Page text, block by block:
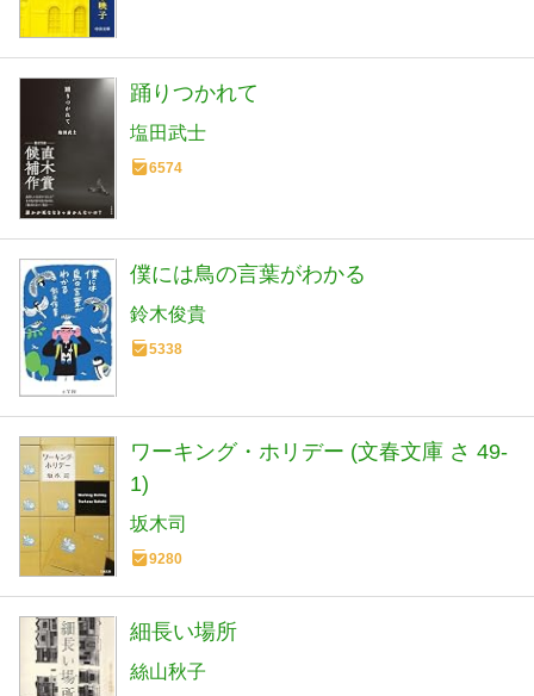
踊りつかれて
塩田武士
6574
僕には鳥の言葉がわかる
鈴木俊貴
5338
ワーキング・ホリデー (文春文庫 さ 49-
1)
坂木司
9280
細長い場所
絲山秋子